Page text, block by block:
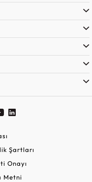
Şartları
Onayı
Metni